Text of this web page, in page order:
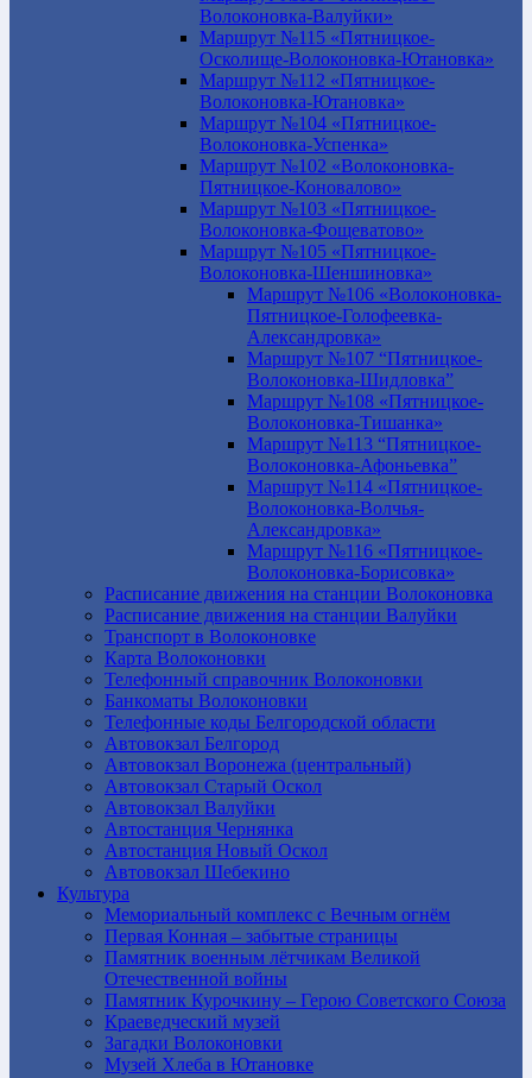
Волоконовка-Валуйки»
Маршрут №115 «Пятницкое-
Осколище-Волоконовка-Ютановка»
Маршрут №112 «Пятницкое-
Волоконовка-Ютановка»
Маршрут №104 «Пятницкое-
Волоконовка-Успенка»
Маршрут №102 «Волоконовка-
Пятницкое-Коновалово»
Маршрут №103 «Пятницкое-
Волоконовка-Фощеватово»
Маршрут №105 «Пятницкое-
Волоконовка-Шеншиновка»
Маршрут №106 «Волоконовка-
Пятницкое-Голофеевка-
Александровка»
Маршрут №107 “Пятницкое-
Волоконовка-Шидловка”
Маршрут №108 «Пятницкое-
Волоконовка-Тишанка»
Маршрут №113 “Пятницкое-
Волоконовка-Афоньевка”
Маршрут №114 «Пятницкое-
Волоконовка-Волчья-
Александровка»
Маршрут №116 «Пятницкое-
Волоконовка-Борисовка»
Расписание движения на станции Волоконовка
Расписание движения на станции Валуйки
Транспорт в Волоконовке
Карта Волоконовки
Телефонный справочник Волоконовки
Банкоматы Волоконовки
Телефонные коды Белгородской области
Автовокзал Белгород
Автовокзал Воронежа (центральный)
Автовокзал Старый Оскол
Автовокзал Валуйки
Автостанция Чернянка
Автостанция Новый Оскол
Автовокзал Шебекино
Культура
Мемориальный комплекс с Вечным огнём
Первая Конная – забытые страницы
Памятник военным лётчикам Великой
Отечественной войны
Памятник Курочкину – Герою Советского Союза
Краеведческий музей
Загадки Волоконовки
Музей Хлеба в Ютановке